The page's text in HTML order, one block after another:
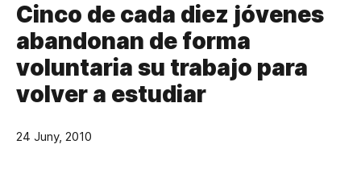
Cinco de cada diez jóvenes
abandonan de forma
voluntaria su trabajo para
volver a estudiar
24 Juny, 2010